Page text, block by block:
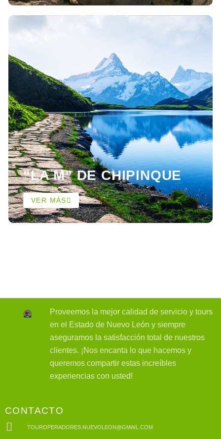
“LA M” DE CHIPINQUE
VER MÁS
Proveemos la mejor calidad de servicio y tours
en el Estado de Nuevo León y siempre
aseguramos la satisfacción total de nuestros
clientes. ¡Nos encanta lo que hacemos y
queremos compartir estas increíbles
experiencias con usted!
CONTACTO
TOUROPERADORES.NUEVOLEON@GMAIL.COM